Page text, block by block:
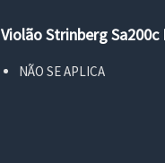
Violão Strinberg
NÃO SE APLICA